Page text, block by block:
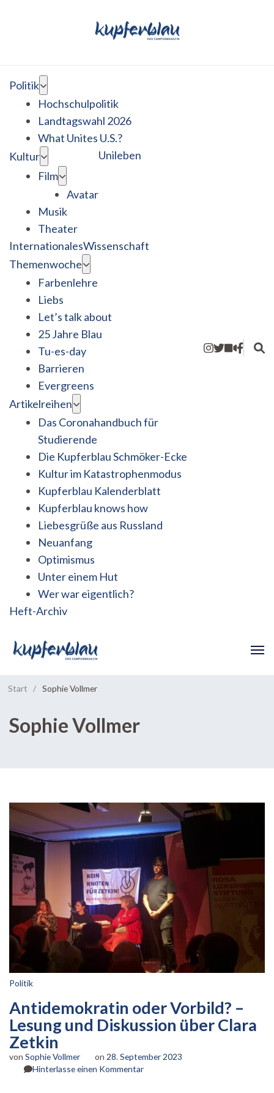
Politik
Hochschulpolitik
Landtagswahl 2026
What Unites U.S.?
Kultur
Film
Avatar
Musik
Theater
Unileben
InternationalesWissenschaft
Themenwoche
Farbenlehre
Liebs
Let’s talk about
25 Jahre Blau
Tu-es-day
Barrieren
Evergreens
Artikelreihen
Das Coronahandbuch für
Studierende
Die Kupferblau Schmöker-Ecke
Kultur im Katastrophenmodus
Kupferblau Kalenderblatt
Kupferblau knows how
Liebesgrüße aus Russland
Neuanfang
Optimismus
Unter einem Hut
Wer war eigentlich?
Heft-Archiv
Start / Sophie Vollmer
Sophie Vollmer
Politik
Antidemokratin oder Vorbild? –
Lesung und Diskussion über Clara
Zetkin
von Sophie Vollmer on 28. September 2023
Hinterlasse einen Kommentarzu